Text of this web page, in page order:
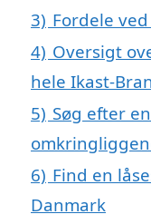
3) Fordele
4) Oversigt
hele Ikast-
5) Søg efter
6) Find en
Danmark